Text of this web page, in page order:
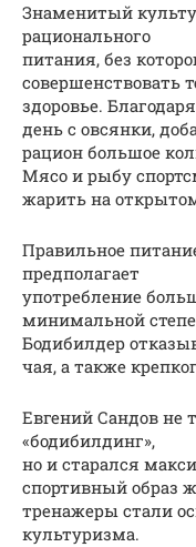
Знаменитый
рационального
питания, без
совершенствовать
здоровье.
день с овсянки,
рацион большое
Мясо и рыбу
жарить на
Правильное
предполагает
употребление
минимальной
Бодибилдер
чая, а также
Евгений Сандов не
«бодибилдинг»,
но и старался
спортивный образ
тренажеры стали
культуризма.